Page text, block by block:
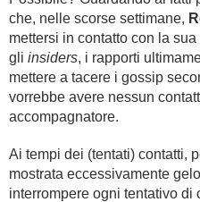
che, nelle scorse settimane,
mettersi in contatto con la sua
gli insiders, i rapporti
mettere a tacere i gossip
vorrebbe avere nessun
accompagnatore.
Ai tempi dei (tentati) contatti,
mostrata eccessivamente
interrompere ogni tentativo